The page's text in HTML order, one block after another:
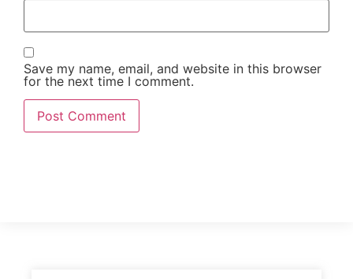
Save my name, email, and website in this browser
for the next time I comment.